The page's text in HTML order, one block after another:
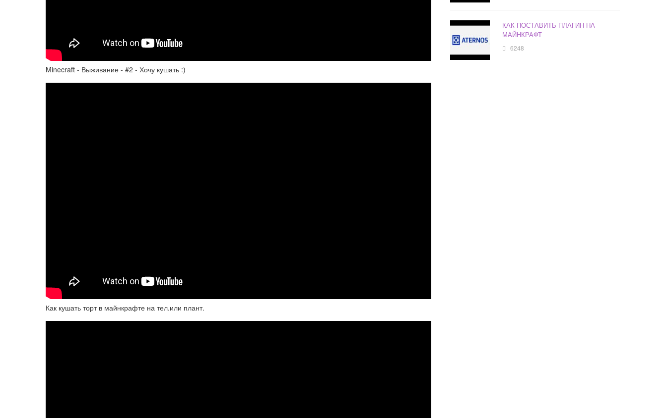
Minecraft - Выживание - #2 - Хочу кушать :)
Как кушать торт в майнкрафте на тел.или плант.
КАК ПОСТАВИТЬ ПЛАГИН НА
МАЙНКРАФТ
6248